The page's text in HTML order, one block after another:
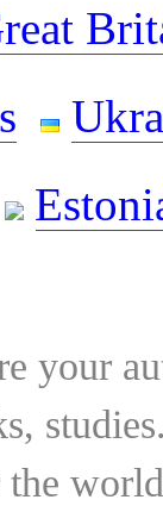
your
the